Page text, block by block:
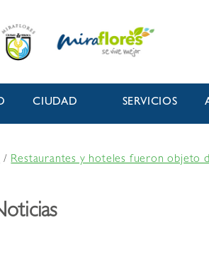
CIUDAD SERVICIOS
/Restaurantes y hoteles fueron objeto